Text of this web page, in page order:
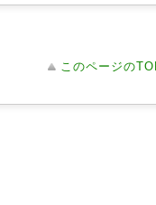
このページの